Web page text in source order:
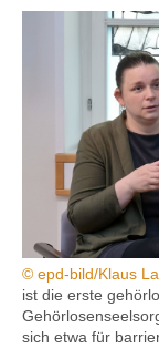
Material
Themen
Kontakt
© epd-bild/Klaus
ist die erste
sich etwa für